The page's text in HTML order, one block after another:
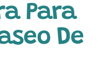
Para
De